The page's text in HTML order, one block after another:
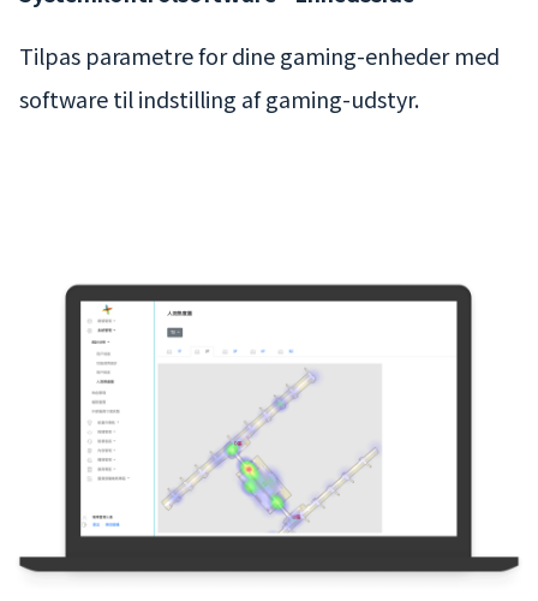
Tilpas parametre for dine gaming-enheder med
software til indstilling af gaming-udstyr.